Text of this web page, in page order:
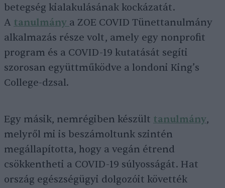
betegség kialakulásának kockázatát.
A tanulmány a ZOE COVID Tünettanulmány
alkalmazás része volt, amely egy nonprofit
program és a COVID-19 kutatását segíti
szorosan együttműködve a londoni King’s
College-dzsal.
Egy másik, nemrégiben készült tanulmány,
melyről mi is beszámoltunk szintén
megállapította, hogy a vegán étrend
csökkentheti a COVID-19 súlyosságát. Hat
ország egészségügyi dolgozóit követték